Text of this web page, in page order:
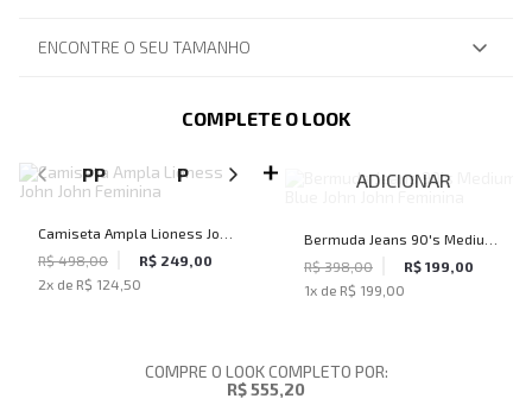
ENCONTRE O SEU TAMANHO
COMPLETE O LOOK
PP P M G
Camiseta Ampla Lioness John
John Feminina
R$ 498,00
R$ 249,00
2x de R$ 124,50
ADICIONAR
Bermuda Jeans 90's Medium
Blue John John Feminina
R$ 398,00
R$ 199,00
1x de R$ 199,00
COMPRE O LOOK COMPLETO POR:
R$ 555,20